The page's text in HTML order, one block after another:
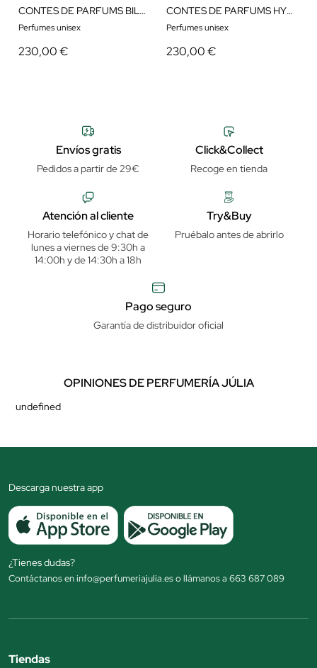
CONTES DE PARFUMS BILBAO
Perfumes unisex
230,00 €
CONTES DE PARFUMS HYDRA
Perfumes unisex
230,00 €
Envíos gratis
Pedidos a partir de 29€
Click&Collect
Recoge en tienda
Atención al cliente
Horario telefónico y chat de
lunes a viernes de 9:30h a
14:00h y de 14:30h a 18h
Try&Buy
Pruébalo antes de abrirlo
Pago seguro
Garantía de distribuidor oficial
OPINIONES DE PERFUMERÍA JÚLIA
undefined
Descarga nuestra app
¿Tienes dudas?
Contáctanos en info@perfumeriajulia.es o llámanos a 663 687 089
Tiendas